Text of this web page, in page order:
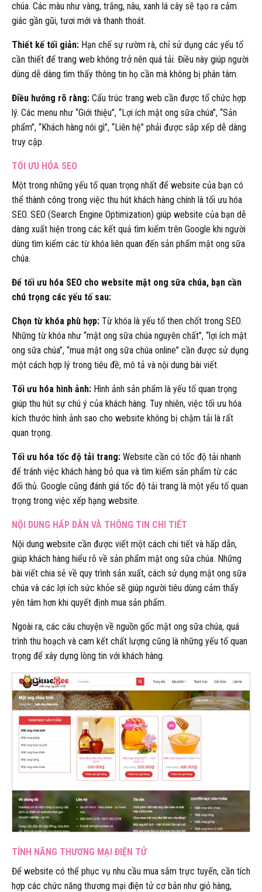
chúa. Các màu như vàng, trắng, nâu, xanh lá cây sẽ tạo ra cảm
giác gần gũi, tươi mới và thanh thoát.
Thiết kế tối giản: Hạn chế sự rườm rà, chỉ sử dụng các yếu tố
cần thiết để trang web không trở nên quá tải. Điều này giúp người
dùng dễ dàng tìm thấy thông tin họ cần mà không bị phân tâm.
Điều hướng rõ ràng: Cấu trúc trang web cần được tổ chức hợp
lý. Các menu như “Giới thiệu”, “Lợi ích mật ong sữa chúa”, “Sản
phẩm”, “Khách hàng nói gì”, “Liên hệ” phải được sắp xếp dễ dàng
truy cập.
TỐI ƯU HÓA SEO
Một trong những yếu tố quan trọng nhất để website của bạn có
thể thành công trong việc thu hút khách hàng chính là tối ưu hóa
SEO. SEO (Search Engine Optimization) giúp website của bạn dễ
dàng xuất hiện trong các kết quả tìm kiếm trên Google khi người
dùng tìm kiếm các từ khóa liên quan đến sản phẩm mật ong sữa
chúa.
Để tối ưu hóa SEO cho website mật ong sữa chúa, bạn cần
chú trọng các yếu tố sau:
Chọn từ khóa phù hợp: Từ khóa là yếu tố then chốt trong SEO.
Những từ khóa như “mật ong sữa chúa nguyên chất”, “lợi ích mật
ong sữa chúa”, “mua mật ong sữa chúa online” cần được sử dụng
một cách hợp lý trong tiêu đề, mô tả và nội dung bài viết.
Tối ưu hóa hình ảnh: Hình ảnh sản phẩm là yếu tố quan trọng
giúp thu hút sự chú ý của khách hàng. Tuy nhiên, việc tối ưu hóa
kích thước hình ảnh sao cho website không bị chậm tải là rất
quan trọng.
Tối ưu hóa tốc độ tải trang: Website cần có tốc độ tải nhanh
để tránh việc khách hàng bỏ qua và tìm kiếm sản phẩm từ các
đối thủ. Google cũng đánh giá tốc độ tải trang là một yếu tố quan
trọng trong việc xếp hạng website.
NỘI DUNG HẤP DẪN VÀ THÔNG TIN CHI TIẾT
Nội dung website cần được viết một cách chi tiết và hấp dẫn,
giúp khách hàng hiểu rõ về sản phẩm mật ong sữa chúa. Những
bài viết chia sẻ về quy trình sản xuất, cách sử dụng mật ong sữa
chúa và các lợi ích sức khỏe sẽ giúp người tiêu dùng cảm thấy
yên tâm hơn khi quyết định mua sản phẩm.
Ngoài ra, các câu chuyện về nguồn gốc mật ong sữa chúa, quá
trình thu hoạch và cam kết chất lượng cũng là những yếu tố quan
trọng để xây dựng lòng tin với khách hàng.
TÍNH NĂNG THƯƠNG MẠI ĐIỆN TỬ
Để website có thể phục vụ nhu cầu mua sắm trực tuyến, cần tích
hợp các chức năng thương mại điện tử cơ bản như giỏ hàng,